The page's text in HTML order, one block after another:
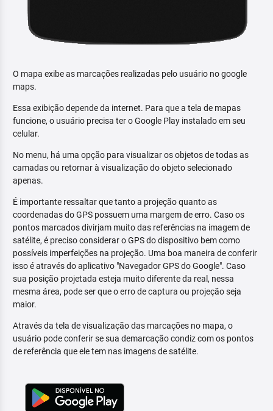
O mapa exibe as marcações realizadas pelo usuário no google
maps.
Essa exibição depende da internet. Para que a tela de mapas
funcione, o usuário precisa ter o Google Play instalado em seu
celular.
No menu, há uma opção para visualizar os objetos de todas as
camadas ou retornar à visualização do objeto selecionado
apenas.
É importante ressaltar que tanto a projeção quanto as
coordenadas do GPS possuem uma margem de erro. Caso os
pontos marcados divirjam muito das referências na imagem de
satélite, é preciso considerar o GPS do dispositivo bem como
possíveis imperfeições na projeção. Uma boa maneira de conferir
isso é através do aplicativo "Navegador GPS do Google". Caso
sua posição projetada esteja muito diferente da real, nessa
mesma área, pode ser que o erro de captura ou projeção seja
maior.
Através da tela de visualização das marcações no mapa, o
usuário pode conferir se sua demarcação condiz com os pontos
de referência que ele tem nas imagens de satélite.